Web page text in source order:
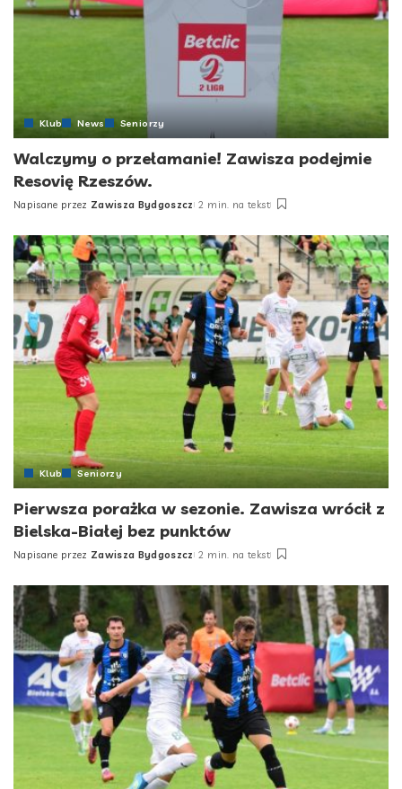
Klub News Seniorzy
Walczymy o przełamanie! Zawisza podejmie
Resovię Rzeszów.
Posted
Napisane przez Zawisza Bydgoszcz 2 min. na tekst
Klub Seniorzy
Pierwsza porażka w sezonie. Zawisza wrócił z
Bielska-Białej bez punktów
Posted
Napisane przez Zawisza Bydgoszcz 2 min. na tekst